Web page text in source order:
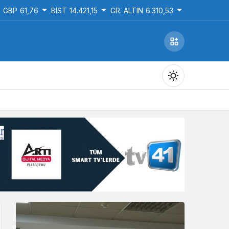
GBP 61,76 BIST 14.421,15 GR. ALTIN 6.310,53
Gündüz Modu
Gündüz modunu seçin.
Gece modunu seçin.